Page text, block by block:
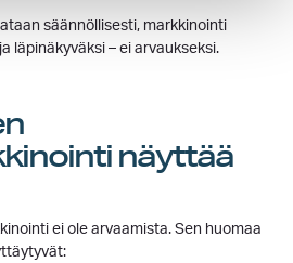
säännöllisesti, markkinointi
läpinäkyväksi – ei arvaukseksi.
näyttää
ei ole arvaamista. Sen huomaa